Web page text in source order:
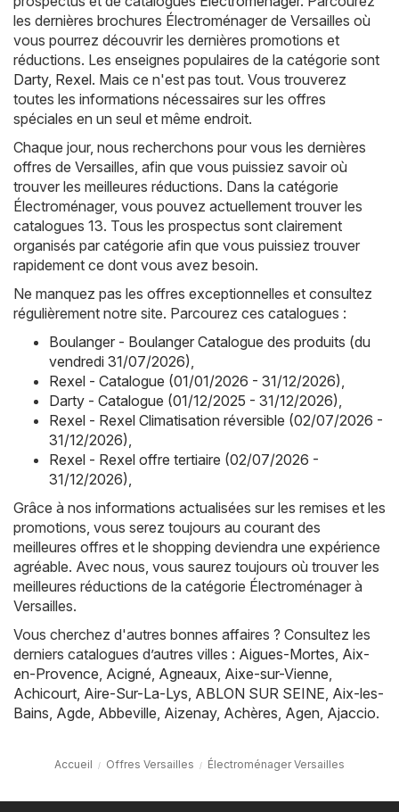
les dernières brochures Électroménager de Versailles où
vous pourrez découvrir les dernières promotions et
réductions. Les enseignes populaires de la catégorie sont
Darty, Rexel. Mais ce n'est pas tout. Vous trouverez
toutes les informations nécessaires sur les offres
spéciales en un seul et même endroit.
Chaque jour, nous recherchons pour vous les dernières
offres de Versailles, afin que vous puissiez savoir où
trouver les meilleures réductions. Dans la catégorie
Électroménager, vous pouvez actuellement trouver les
catalogues 13. Tous les prospectus sont clairement
organisés par catégorie afin que vous puissiez trouver
rapidement ce dont vous avez besoin.
Ne manquez pas les offres exceptionnelles et consultez
régulièrement notre site. Parcourez ces catalogues :
Boulanger - Boulanger Catalogue des produits (du
vendredi 31/07/2026)
Rexel - Catalogue (01/01/2026 - 31/12/2026)
Darty - Catalogue (01/12/2025 - 31/12/2026)
Rexel - Rexel Climatisation réversible (02/07/2026 -
31/12/2026)
Rexel - Rexel offre tertiaire (02/07/2026 -
31/12/2026)
Grâce à nos informations actualisées sur les remises et les
promotions, vous serez toujours au courant des
meilleures offres et le shopping deviendra une expérience
agréable. Avec nous, vous saurez toujours où trouver les
meilleures réductions de la catégorie Électroménager à
Versailles.
Vous cherchez d'autres bonnes affaires ? Consultez les
derniers catalogues d’autres villes : Aigues-Mortes Aix-
en-Provence Acigné Agneaux Aixe-sur-Vienne
Achicourt Aire-Sur-La-Lys ABLON SUR SEINE Aix-les-
Bains Agde Abbeville Aizenay, Achères Agen Ajaccio.
Accueil Offres Versailles Électroménager Versailles